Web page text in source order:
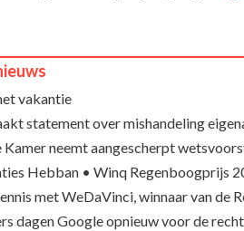
vakantie
statement over mishandeling
Kamer neemt aangescherpt
Hebban • Winq Regenboogprijs
met WeDaVinci, winnaar van de
dagen Google opnieuw voor de